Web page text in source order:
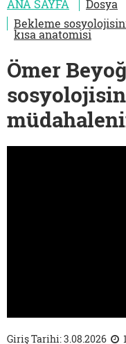
ANA SAYFA
Dosya
Bekleme
kısa anatomisi
Ömer
Giriş Tarihi: 3.08.2026